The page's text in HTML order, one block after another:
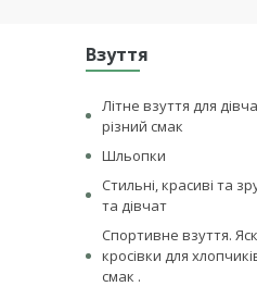
Взуття
Літне взуття для
різний смак
Шльопки
Стильні, красиві та
та дівчат
Спортивне взуття.
кросівки для
смак .